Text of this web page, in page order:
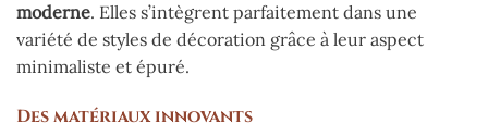
moderne. Elles s’intègrent parfaitement dans une
variété de styles de décoration grâce à leur aspect
minimaliste et épuré.
Des matériaux innovants